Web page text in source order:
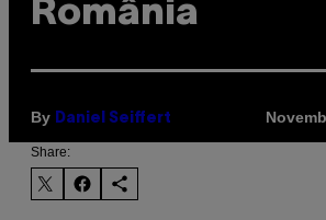
România
By Daniel Seiffert
Share: